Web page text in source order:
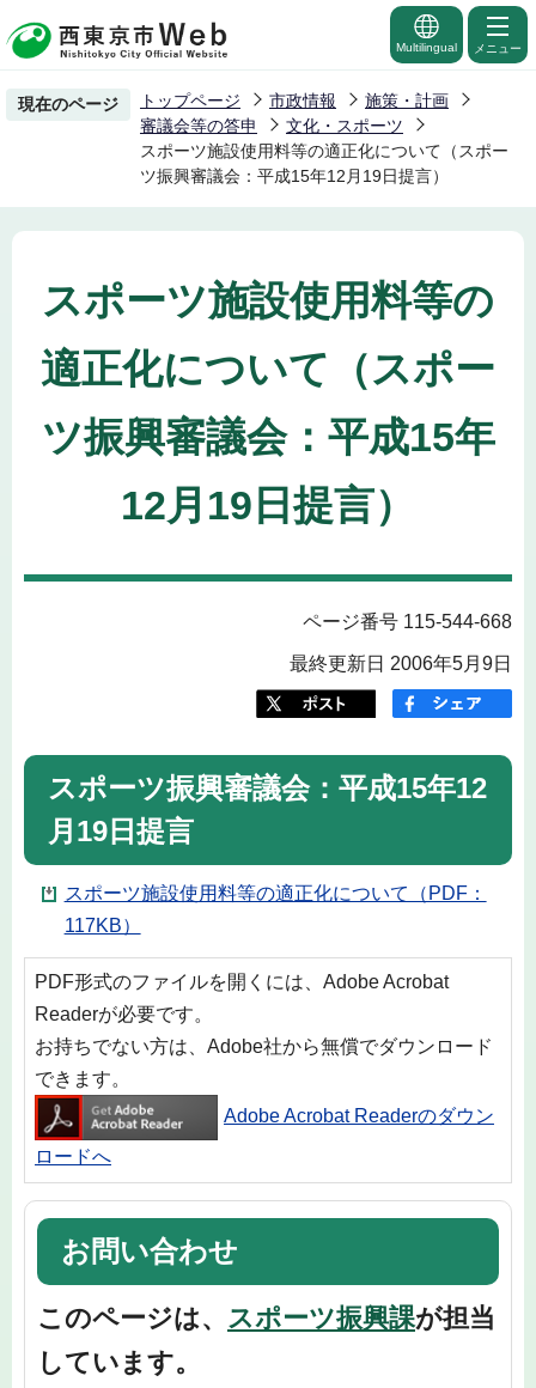
の
ー
先
頭
Multilingual メニュー
現在のページ トップページ 市政情報
施策・計画
審議会等の答申
文化・スポーツ
スポーツ施設使用料等の適正化について（スポー
ツ振興審議会：平成15年12月19日提言）
スポーツ施設使用料等の
適正化について（スポー
ツ振興審議会：平成15年
12月19日提言）
ページ番号 115-544-668
最終更新日 2006年5月9日
スポーツ振興審議会：平成15年12
月19日提言
スポーツ施設使用料等の適正化について（PDF：
117KB）
PDF形式のファイルを開くには、Adobe Acrobat
Readerが必要です。
お持ちでない方は、Adobe社から無償でダウンロード
できます。
Adobe Acrobat Readerのダウン
ロードへ
お問い合わせ
このページは、 スポーツ振興課が担当
しています。